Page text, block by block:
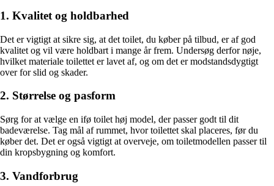
1. Kvalitet og holdbarhed
Det er vigtigt at sikre sig, at det toilet, du køber på tilbud, er af god
kvalitet og vil være holdbart i mange år frem. Undersøg derfor nøje,
hvilket materiale toilettet er lavet af, og om det er modstandsdygtigt
over for slid og skader.
2. Størrelse og pasform
Sørg for at vælge en ifø toilet høj model, der passer godt til dit
badeværelse. Tag mål af rummet, hvor toilettet skal placeres, før du
køber det. Det er også vigtigt at overveje, om toiletmodellen passer til
din kropsbygning og komfort.
3. Vandforbrug